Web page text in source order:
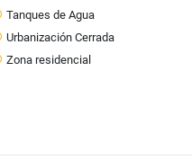
Tanques de Agua
Urbanización Cerrada
Zona residencial